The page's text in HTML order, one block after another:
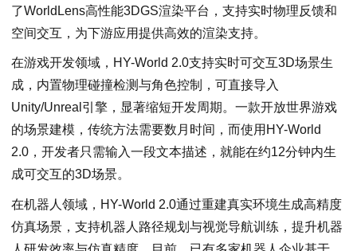
了WorldLens高性能3DGS渲染平台，支持实时物理反馈和
空间交互，为下游应用提供高效的渲染支持。
在游戏开发领域，HY-World 2.0支持实时可交互3D场景生
成，内置物理碰撞检测与角色控制，可直接导入
Unity/Unreal引擎，显著缩短开发周期。一款开放世界游戏
的场景建模，传统方法需要数月时间，而使用HY-World
2.0，开发者只需输入一段文本描述，就能在约12分钟内生
成可交互的3D场景。
在机器人领域，HY-World 2.0通过重建真实环境生成高精度
仿真场景，支持机器人路径规划与视觉导航训练，提升机器